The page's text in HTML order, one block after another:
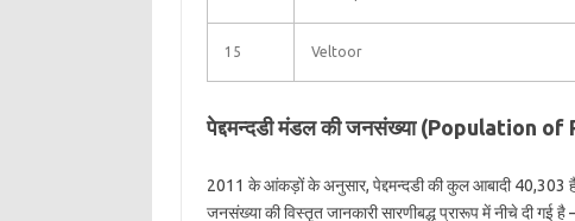
15 Veltoor
पेद्दमन्दडी मंडल की जनसंख्या (Population
2011 के आंकड़ों के अनुसार, पेद्दमन्दडी की कुल आबादी 40,303
जनसंख्या की विस्तृत जानकारी सारणीबद्ध प्रारूप में नीचे दी गई है